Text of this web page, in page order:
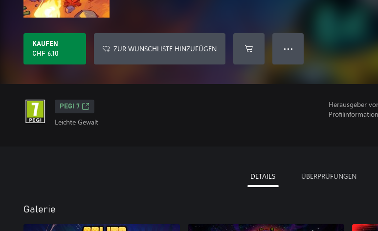
KAUFEN
CHF 6.10
ZUR WUNSCHLISTE HINZUFÜGEN ● ● ●
PEGI 7
Leichte Gewalt
Herausgeber
DETAILS ÜBERPRÜFUNGEN
Galerie